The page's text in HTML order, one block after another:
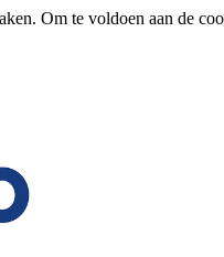
Om te voldoen aan de